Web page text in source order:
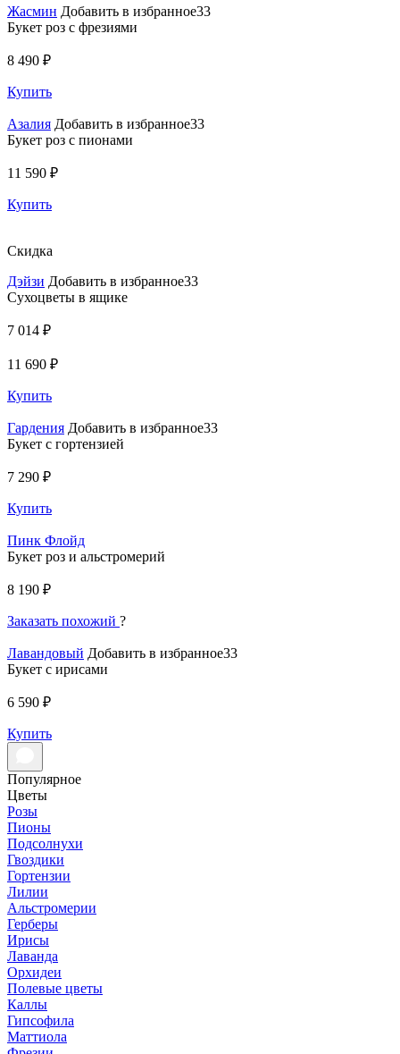
Жасмин Добавить в избранное33
Букет роз с фрезиями
8 490 ₽
Купить
Азалия Добавить в избранное33
Букет роз с пионами
11 590 ₽
Купить
Скидка
Дэйзи Добавить в избранное33
Сухоцветы в ящике
7 014 ₽
11 690 ₽
Купить
Гардения Добавить в избранное33
Букет с гортензией
7 290 ₽
Купить
Пинк Флойд
Букет роз и альстромерий
8 190 ₽
Заказать похожий ?
Лавандовый Добавить в избранное33
Букет с ирисами
6 590 ₽
Купить
Популярное
Цветы
Розы
Пионы
Подсолнухи
Гвоздики
Гортензии
Лилии
Альстромерии
Герберы
Ирисы
Лаванда
Орхидеи
Полевые цветы
Каллы
Гипсофила
Маттиола